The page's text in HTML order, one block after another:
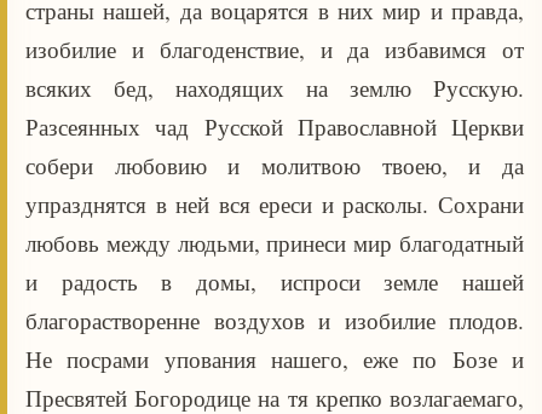
страны нашей, да воцарятся в них мир и правда,
изобилие и благоденствие, и да избавимся от
всяких бед, находящих на землю Русскую.
Разсеянных чад Русской Православной Церкви
собери любовию и молитвою твоею, и да
упразднятся в ней вся ереси и расколы. Сохрани
любовь между людьми, принеси мир благодатный
и радость в домы, испроси земле нашей
благорастворенне воздухов и изобилие плодов.
Не посрами упования нашего, еже по Бозе и
Пресвятей Богородице на тя крепко возлагаемаго,